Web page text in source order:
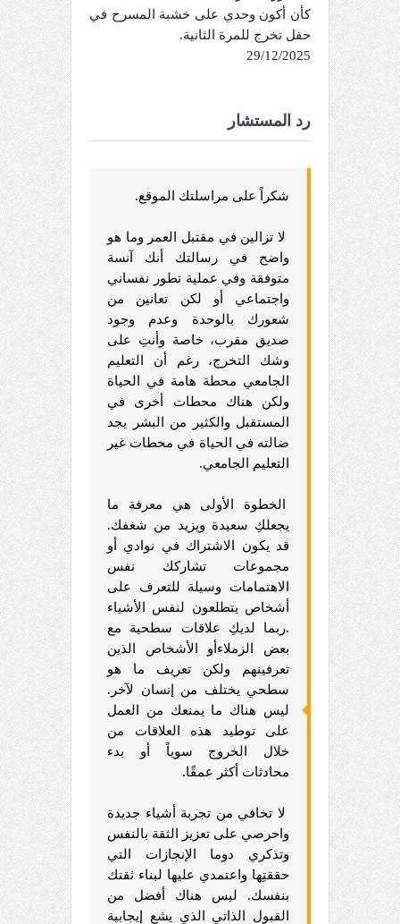
كأن أكون وحدي على خشبة المسرح في
حفل تخرج للمرة الثانية.
29/12/2025
رد المستشار
شكراً على مراسلتك الموقع.
لا تزالين في مقتبل العمر وما هو
واضح في رسالتك أنك آنسة
متوفقة وفي عملية تطور نفساني
واجتماعي أو لكن تعانين من
شعورك بالوحدة وعدم وجود
صديق مقرب، خاصة وأنتِ على
وشك التخرج، رغم أن التعليم
الجامعي محطة هامة في الحياة
ولكن هناك محطات أخرى في
المستقبل والكثير من البشر يجد
ضالته في الحياة في محطات غير
التعليم الجامعي.
الخطوة الأولى هي معرفة ما
يجعلكِ سعيدة ويزيد من شغفك.
قد يكون الاشتراك في نوادي أو
مجموعات تشاركك نفس
الاهتمامات وسيلة للتعرف على
أشخاص يتطلعون لنفس الأشياء
.ربما لديكِ علاقات سطحية مع
بعض الزملاءأو الأشخاص الذين
تعرفينهم ولكن تعريف ما هو
سطحي يختلف من إنسان لآخر.
ليس هناك ما يمنعك من العمل
على توطيد هذه العلاقات من
خلال الخروج سوياً أو بدء
محادثات أكثر عمقًا.
لا تخافي من تجربة أشياء جديدة
واحرصي على تعزيز الثقة بالنفس
وتذكري دوما الإنجازات التي
حققتِها واعتمدي عليها لبناء ثقتك
بنفسك. ليس هناك أفضل من
القبول الذاتي الذي يشع إيجابية